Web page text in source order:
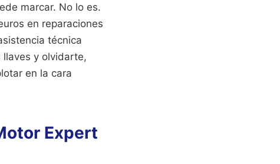
marcar. No lo es.
en reparaciones
técnica
y olvidarte,
en la cara
Expert